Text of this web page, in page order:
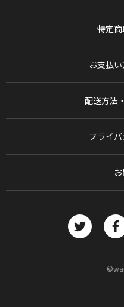
特定
お支払
配送方法
プライ